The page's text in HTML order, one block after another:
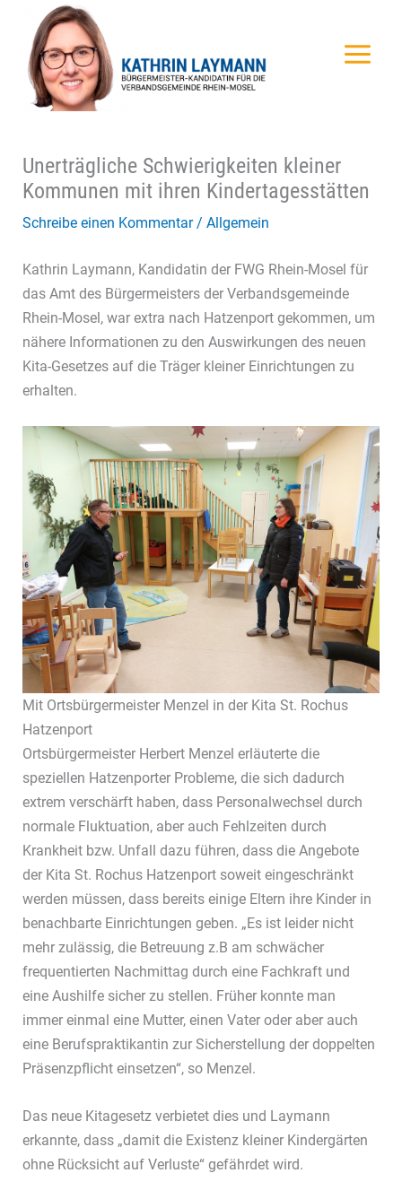
Inhalt
springen
Unerträgliche Schwierigkeiten kleiner
Kommunen mit ihren Kindertagesstätten
Schreibe einen Kommentar /Allgemein
Kathrin Laymann, Kandidatin der FWG Rhein-Mosel für
das Amt des Bürgermeisters der Verbandsgemeinde
Rhein-Mosel, war extra nach Hatzenport gekommen, um
nähere Informationen zu den Auswirkungen des neuen
Kita-Gesetzes auf die Träger kleiner Einrichtungen zu
erhalten.
Mit Ortsbürgermeister Menzel in der Kita St. Rochus
Hatzenport
Ortsbürgermeister Herbert Menzel erläuterte die
speziellen Hatzenporter Probleme, die sich dadurch
extrem verschärft haben, dass Personalwechsel durch
normale Fluktuation, aber auch Fehlzeiten durch
Krankheit bzw. Unfall dazu führen, dass die Angebote
der Kita St. Rochus Hatzenport soweit eingeschränkt
werden müssen, dass bereits einige Eltern ihre Kinder in
benachbarte Einrichtungen geben. „Es ist leider nicht
mehr zulässig, die Betreuung z.B am schwächer
frequentierten Nachmittag durch eine Fachkraft und
eine Aushilfe sicher zu stellen. Früher konnte man
immer einmal eine Mutter, einen Vater oder aber auch
eine Berufspraktikantin zur Sicherstellung der doppelten
Präsenzpflicht einsetzen“, so Menzel.
Das neue Kitagesetz verbietet dies und Laymann
erkannte, dass „damit die Existenz kleiner Kindergärten
ohne Rücksicht auf Verluste“ gefährdet wird.